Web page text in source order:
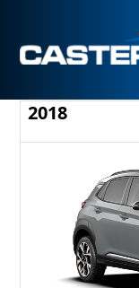
2018